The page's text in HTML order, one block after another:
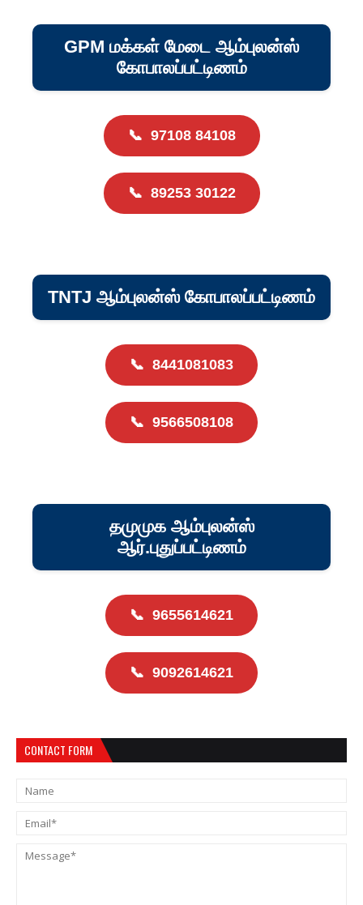
GPM மக்கள் மேடை ஆம்புலன்ஸ்
கோபாலப்பட்டிணம்
📞 97108 84108
📞 89253 30122
TNTJ ஆம்புலன்ஸ் கோபாலப்பட்டிணம்
📞 8441081083
📞 9566508108
தமுமுக ஆம்புலன்ஸ்
ஆர்.புதுப்பட்டிணம்
📞 9655614621
📞 9092614621
CONTACT FORM